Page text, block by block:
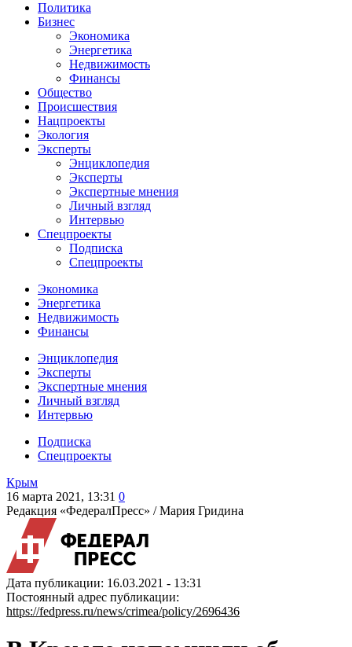
Политика
Бизнес
Экономика
Энергетика
Недвижимость
Финансы
Общество
Происшествия
Нацпроекты
Экология
Эксперты
Энциклопедия
Эксперты
Экспертные мнения
Личный взгляд
Интервью
Спецпроекты
Подписка
Спецпроекты
Экономика
Энергетика
Недвижимость
Финансы
Энциклопедия
Эксперты
Экспертные мнения
Личный взгляд
Интервью
Подписка
Спецпроекты
Крым
16 марта 2021, 13:31 0
Редакция «ФедералПресс» /Мария Гридина
Дата публикации: 16.03.2021 - 13:31
Постоянный адрес публикации:
https://fedpress.ru/news/crimea/policy/2696436